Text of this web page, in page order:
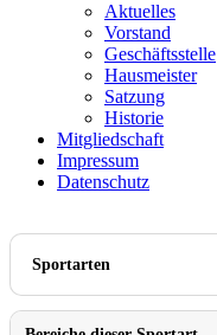
Aktuelles
Vorstand
Geschäftsstelle
Hausmeister
Satzung
Historie
Mitgliedschaft
Impressum
Datenschutz
Sportarten